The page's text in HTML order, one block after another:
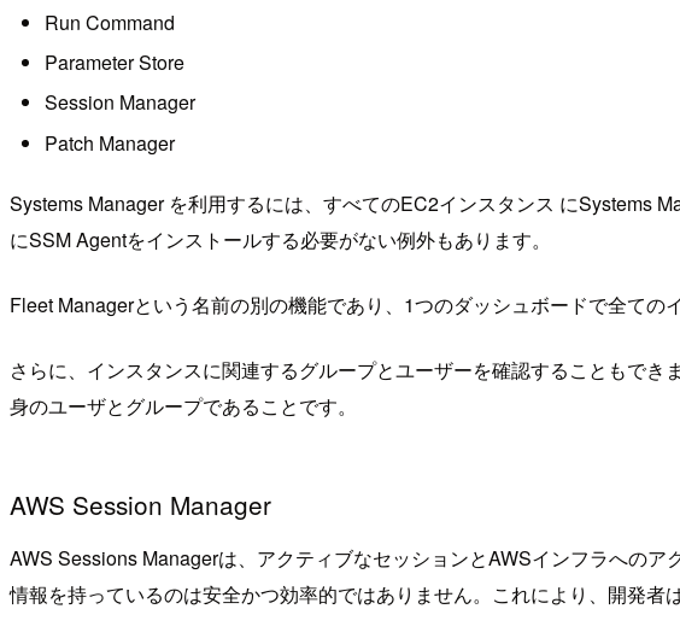
Run Command
Parameter Store
Session Manager
Patch Manager
Systems Manager を利用するには、すべてのEC2インスタンス にSystems
にSSM Agentをインストールする必要がない例外もあります。
Fleet Managerという名前の別の機能であり、1つのダッシュボードで全て
さらに、インスタンスに関連するグループとユーザーを確認することもで
身のユーザとグループであることです。
AWS Session Manager
AWS Sessions Managerは、アクティブなセッションとAWSインフラへの
情報を持っているのは安全かつ効率的ではありません。これにより、開発者